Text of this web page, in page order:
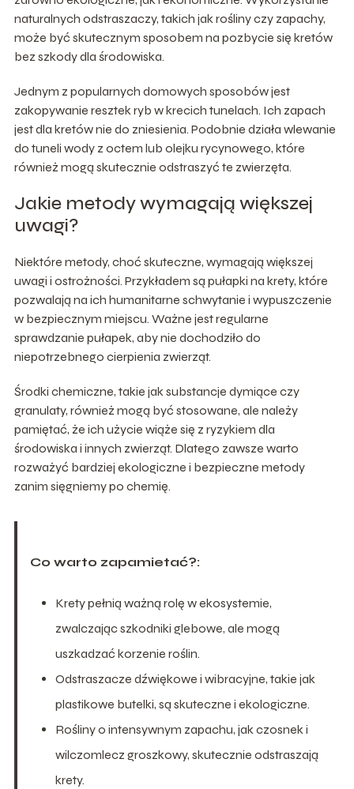
naturalnych odstraszaczy, takich jak rośliny czy zapachy,
może być skutecznym sposobem na pozbycie się kretów
bez szkody dla środowiska.
Jednym z popularnych domowych sposobów jest
zakopywanie resztek ryb w krecich tunelach. Ich zapach
jest dla kretów nie do zniesienia. Podobnie działa wlewanie
do tuneli wody z octem lub olejku rycynowego, które
również mogą skutecznie odstraszyć te zwierzęta.
Jakie metody wymagają większej
uwagi?
Niektóre metody, choć skuteczne, wymagają większej
uwagi i ostrożności. Przykładem są pułapki na krety, które
pozwalają na ich humanitarne schwytanie i wypuszczenie
w bezpiecznym miejscu. Ważne jest regularne
sprawdzanie pułapek, aby nie dochodziło do
niepotrzebnego cierpienia zwierząt.
Środki chemiczne, takie jak substancje dymiące czy
granulaty, również mogą być stosowane, ale należy
pamiętać, że ich użycie wiąże się z ryzykiem dla
środowiska i innych zwierząt. Dlatego zawsze warto
rozważyć bardziej ekologiczne i bezpieczne metody
zanim sięgniemy po chemię.
Co warto zapamietać?:
Krety pełnią ważną rolę w ekosystemie,
zwalczając szkodniki glebowe, ale mogą
uszkadzać korzenie roślin.
Odstraszacze dźwiękowe i wibracyjne, takie jak
plastikowe butelki, są skuteczne i ekologiczne.
Rośliny o intensywnym zapachu, jak czosnek i
wilczomlecz groszkowy, skutecznie odstraszają
krety.